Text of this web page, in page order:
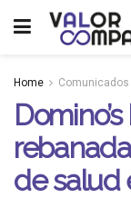
Home Comunicados
de salud